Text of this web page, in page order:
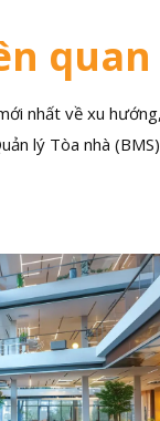
quan
nhất về xu
lý Tòa nhà